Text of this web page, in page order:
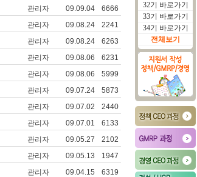
32기 바로가기
33기 바로가기
34기 바로가기
전체보기
관리자 09.09.04
6666
관리자 09.08.24
2241
관리자 09.08.24
6263
관리자 09.08.06
6231
관리자 09.08.06
5999
관리자 09.07.24
5873
관리자 09.07.02
2440
관리자 09.07.01
6133
관리자 09.05.27
2102
관리자 09.05.13
1947
관리자 09.04.15
6319